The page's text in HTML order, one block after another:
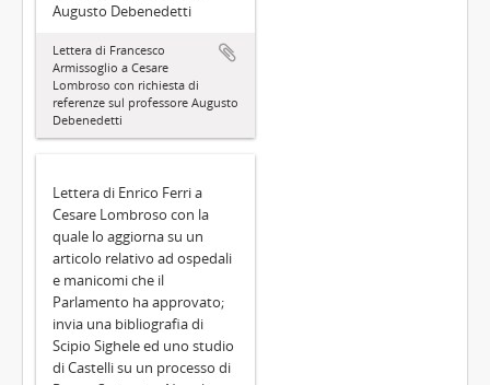
Augusto Debenedetti
Lettera di Francesco
Armissoglio a Cesare
Lombroso con richiesta di
referenze sul professore Augusto
Debenedetti
Lettera di Enrico Ferri a
Cesare Lombroso con la
quale lo aggiorna su un
articolo relativo ad ospedali
e manicomi che il
Parlamento ha approvato;
invia una bibliografia di
Scipio Sighele ed uno studio
di Castelli su un processo di